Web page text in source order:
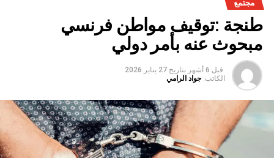
مجتمع
طنجة :توقيف مواطن فرنسي
مبحوث عنه بأمر دولي
قبل 6 أشهر بتاريخ 27 يناير 2026
الكاتب: جواد الرامي